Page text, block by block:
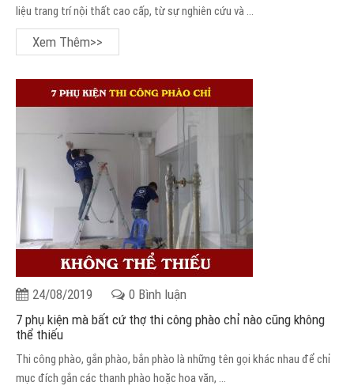
liệu trang trí nội thất cao cấp, từ sự nghiên cứu và ...
Xem Thêm>>
24/08/2019
0 Bình luận
7 phụ kiện mà bất cứ thợ thi công phào chỉ nào cũng không
thể thiếu
Thi công phào, gắn phào, bắn phào là những tên gọi khác nhau để chỉ
mục đích gắn các thanh phào hoặc hoa văn, ...